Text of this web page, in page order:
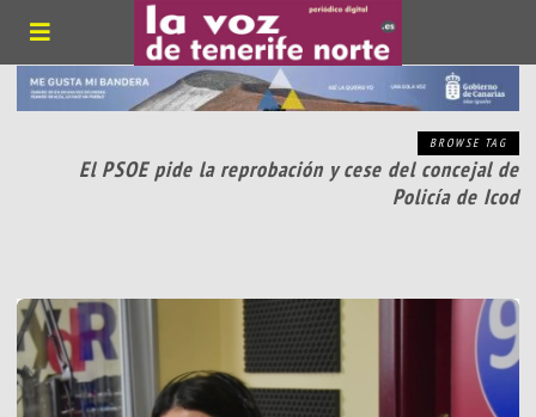
BROWSE TAG
El PSOE pide la reprobación y cese del concejal de
Policía de Icod